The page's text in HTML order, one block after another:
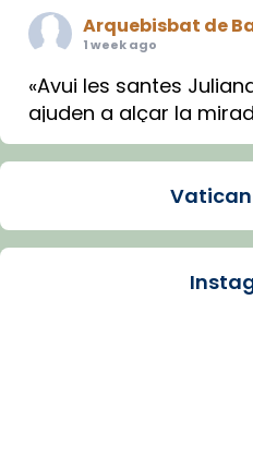
Arquebisbat de
1 week ago
«Avui les santes
ajuden a alçar la
Mons. Sergi Gordo,
Santes de Mataró.
🔗tinyurl.com/cvu5jmbk